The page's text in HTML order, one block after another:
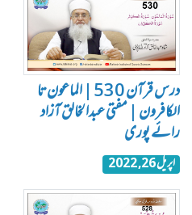
درس قرآن 530 | الماعون تا
الکافرون | مفتی عبدالخالق آزاد
رائے پوری
اپریل 26, 2022